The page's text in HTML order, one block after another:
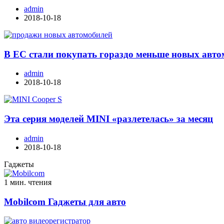
admin
2018-10-18
В ЕС стали покупать гораздо меньше новых
admin
2018-10-18
Эта серия моделей MINI «разлетелась» за месяц
admin
2018-10-18
Гаджеты
1 мин. чтения
Mobilcom Гаджеты для авто